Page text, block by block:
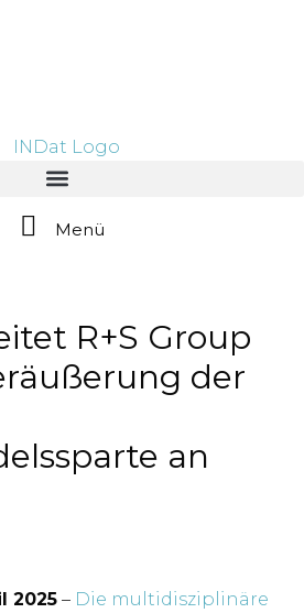
Menü
R+S Group
der
an
2025 – Die multidisziplinäre